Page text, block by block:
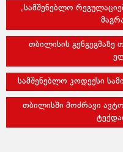
„სამშენებლო
თბილისის
სამშენებლო კოდექსი
თბილისში მოძრავი